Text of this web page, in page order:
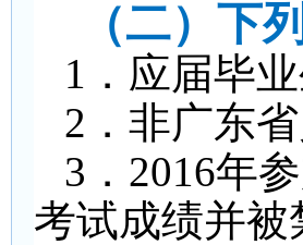
（二）下
1 ．应届毕
2 ．非广东
3 ．2016年
考试成绩并